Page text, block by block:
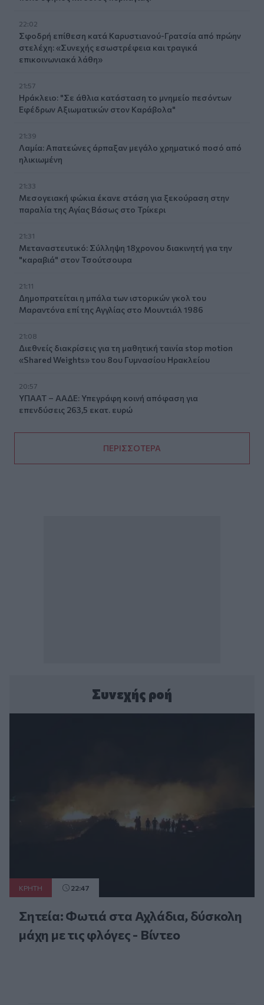
22:02
Σφοδρή επίθεση κατά Καρυστιανού-Γρατσία από πρώην
στελέχη: «Συνεχής εσωστρέφεια και τραγικά
επικοινωνιακά λάθη»
21:57
Ηράκλειο: "Σε άθλια κατάσταση το μνημείο πεσόντων
Εφέδρων Αξιωματικών στον Καράβολα"
21:39
Λαμία: Απατεώνες άρπαξαν μεγάλο χρηματικό ποσό από
ηλικιωμένη
21:33
Μεσογειακή φώκια έκανε στάση για ξεκούραση στην
παραλία της Αγίας Βάσως στο Τρίκερι
21:31
Μεταναστευτικό: Σύλληψη 18χρονου διακινητή για την
"καραβιά" στον Τσούτσουρα
21:11
Δημοπρατείται η μπάλα των ιστορικών γκολ του
Μαραντόνα επί της Αγγλίας στο Μουντιάλ 1986
21:08
Διεθνείς διακρίσεις για τη μαθητική ταινία stop motion
«Shared Weights» του 8ου Γυμνασίου Ηρακλείου
20:57
ΥΠΑΑΤ – ΑΑΔΕ: Υπεγράφη κοινή απόφαση για
επενδύσεις 263,5 εκατ. ευρώ
ΠΕΡΙΣΣΟΤΕΡΑ
Συνεχής ροή
ΚΡΗΤΗ 22:47
Σητεία: Φωτιά στα Αχλάδια, δύσκολη
μάχη με τις φλόγες - Βίντεο